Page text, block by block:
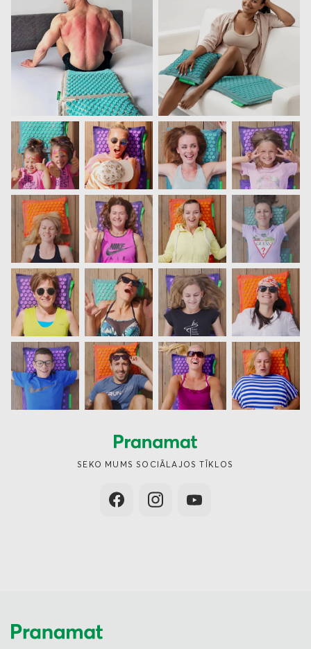
SEKO MUMS SOCIĀLAJOS TĪKLOS